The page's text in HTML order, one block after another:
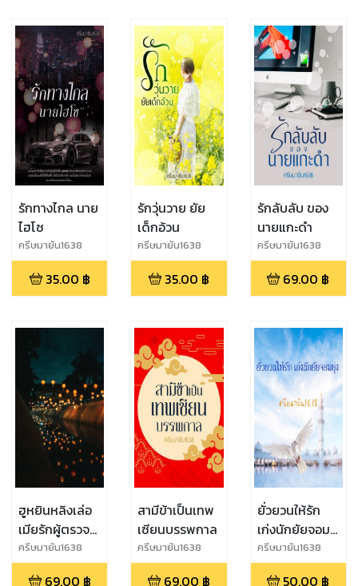
รักทางไกล นาย
ไฮโซ
ครีษมายัน1638
35.00 ฿
รักวุ่นวาย ยัย
เด็กอ้วน
ครีษมายัน1638
35.00 ฿
รักลับลับ ของ
นายแกะดำ
ครีษมายัน1638
69.00 ฿
ฮูหยินหลิงเล่อ
เมียรักผู้ตรวจ
การหลี่
ครีษมายัน1638
69.00 ฿
สามีข้าเป็นเทพ
เซียนบรรพกาล
ครีษมายัน1638
69.00 ฿
ยั่วยวนให้รัก
เก่งนักยัยจอม
ยุ่ง
ครีษมายัน1638
50.00 ฿